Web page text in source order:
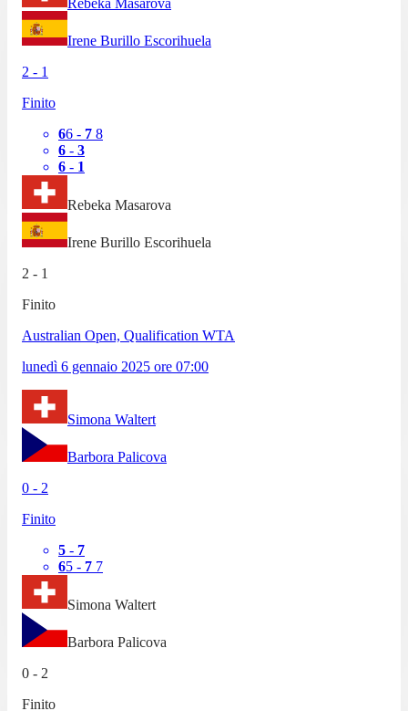
Irene Burillo Escorihuela
2 - 1
Finito
66 - 7 8
6 - 3
6 - 1
Rebeka Masarova
Irene Burillo Escorihuela
2 - 1
Finito
Australian Open, Qualification WTA
lunedì 6 gennaio 2025 ore 07:00
Simona Waltert
Barbora Palicova
0 - 2
Finito
5 - 7
65 - 7 7
Simona Waltert
Barbora Palicova
0 - 2
Finito